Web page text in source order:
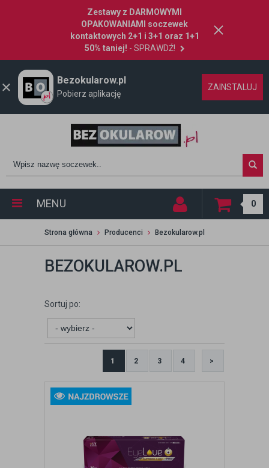
Zestawy z DARMOWYMI
OPAKOWANIAMI soczewek
kontaktowych 2+1 i 3+1 oraz 1+1
50% taniej! - SPRAWDŹ!
Bezokularow.pl
Pobierz aplikację
ZAINSTALUJ
MENU 0
Strona główna Producenci Bezokularow.pl
BEZOKULAROW.PL
Sortuj po:
1 2 3 4 >